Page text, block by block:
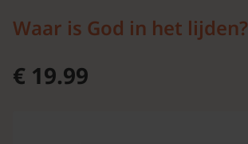
Waar is God in het lijden?
€ 19.99